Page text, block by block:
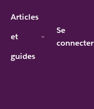
Articles
et
guides
Se
connecter